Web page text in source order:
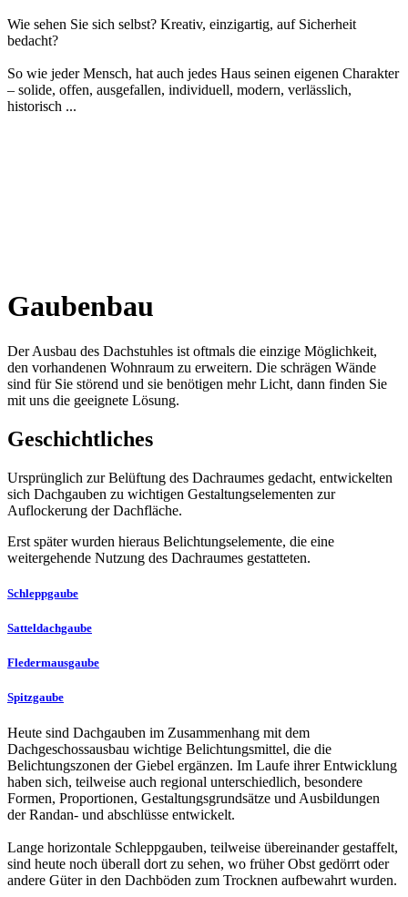
Wie sehen Sie sich selbst? Kreativ, einzigartig, auf Sicherheit
bedacht?
So wie jeder Mensch, hat auch jedes Haus seinen eigenen Charakter
– solide, offen, ausgefallen, individuell, modern, verlässlich,
historisch ...
Gaubenbau
Der Ausbau des Dachstuhles ist oftmals die einzige Möglichkeit,
den vorhandenen Wohnraum zu erweitern. Die schrägen Wände
sind für Sie störend und sie benötigen mehr Licht, dann finden Sie
mit uns die geeignete Lösung.
Geschichtliches
Ursprünglich zur Belüftung des Dachraumes gedacht, entwickelten
sich Dachgauben zu wichtigen Gestaltungselementen zur
Auflockerung der Dachfläche.
Erst später wurden hieraus Belichtungselemente, die eine
weitergehende Nutzung des Dachraumes gestatteten.
Schleppgaube
Satteldachgaube
Fledermausgaube
Spitzgaube
Heute sind Dachgauben im Zusammenhang mit dem
Dachgeschossausbau wichtige Belichtungsmittel, die die
Belichtungszonen der Giebel ergänzen. Im Laufe ihrer Entwicklung
haben sich, teilweise auch regional unterschiedlich, besondere
Formen, Proportionen, Gestaltungsgrundsätze und Ausbildungen
der Randan- und abschlüsse entwickelt.
Lange horizontale Schleppgauben, teilweise übereinander gestaffelt,
sind heute noch überall dort zu sehen, wo früher Obst gedörrt oder
andere Güter in den Dachböden zum Trocknen aufbewahrt wurden.